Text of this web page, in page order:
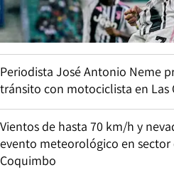
Periodista José Antonio Neme
tránsito con motociclista en Las
Vientos de hasta 70 km/h y
evento meteorológico en
Coquimbo